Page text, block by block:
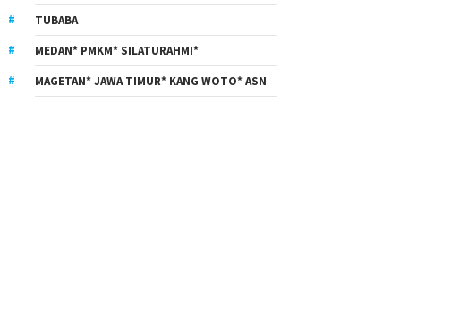
TUBABA
MEDAN* PMKM* SILATURAHMI*
MAGETAN* JAWA TIMUR* KANG WOTO* ASN